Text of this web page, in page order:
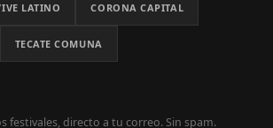
LATINO CORONA CAPITAL
TECATE COMUNA
festivales, directo a tu correo. Sin spam.